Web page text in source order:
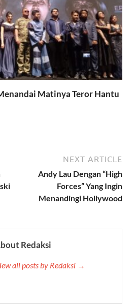
Matinya Teror Hantu
NEXT ARTICLE
Andy Lau Dengan “High
Forces” Yang Ingin
Menandingi Hollywood
Redaksi
all posts by Redaksi →